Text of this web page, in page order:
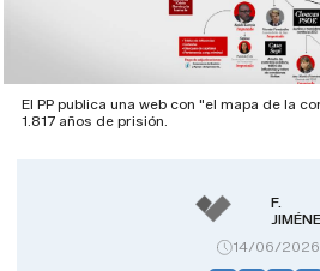
El PP publica una web con "el mapa de la
1.817 años de prisión.
F.
14/06/2026